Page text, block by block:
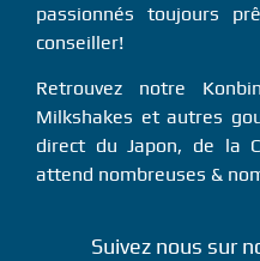
passionnés toujours
conseiller!
Retrouvez notre
Milkshakes et autres
direct du Japon, de la
attend nombreuses &
Suivez nous sur